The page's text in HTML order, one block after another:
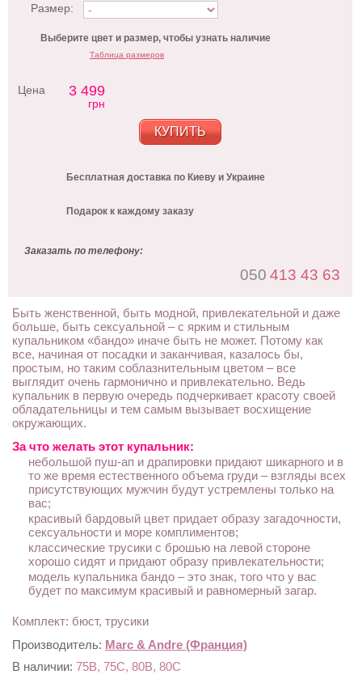
Размер:
Выберите цвет и размер, чтобы узнать наличие
Таблица размеров
Цена 3 499
грн
КУПИТЬ
Бесплатная доставка по Киеву и Украине
Подарок к каждому заказу
Заказать по телефону:
050 413 43 63
Быть женственной, быть модной, привлекательной и даже
больше, быть сексуальной – с ярким и стильным
купальником «бандо» иначе быть не может. Потому как
все, начиная от посадки и заканчивая, казалось бы,
простым, но таким соблазнительным цветом – все
выглядит очень гармонично и привлекательно. Ведь
купальник в первую очередь подчеркивает красоту своей
обладательницы и тем самым вызывает восхищение
окружающих.
За что желать этот купальник:
небольшой пуш-ап и драпировки придают шикарного и в
то же время естественного объема груди – взгляды всех
присутствующих мужчин будут устремлены только на
вас;
красивый бардовый цвет придает образу загадочности,
сексуальности и море комплиментов;
классические трусики с брошью на левой стороне
хорошо сидят и придают образу привлекательности;
модель купальника бандо – это знак, того что у вас
будет по максимум красивый и равномерный загар.
Комплект: бюст, трусики
Производитель: Marc & Andre (Франция)
В наличии: 75В, 75С, 80В, 80С